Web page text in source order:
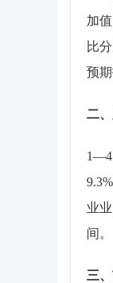
加
比
预
二
1—4
9.3%
业
间。
三